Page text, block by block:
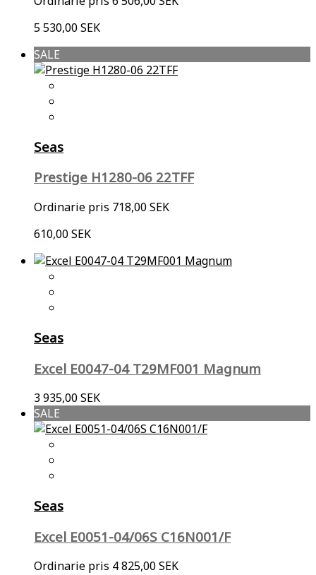
5 530,00 SEK
SALE
Seas
Prestige H1280-06 22TFF
Ordinarie pris 718,00 SEK
610,00 SEK
Seas
Excel E0047-04 T29MF001 Magnum
3 935,00 SEK
SALE
Seas
Excel E0051-04/06S C16N001/F
Ordinarie pris 4 825,00 SEK